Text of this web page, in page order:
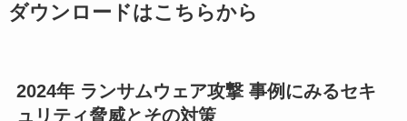
ダウンロードはこちらから